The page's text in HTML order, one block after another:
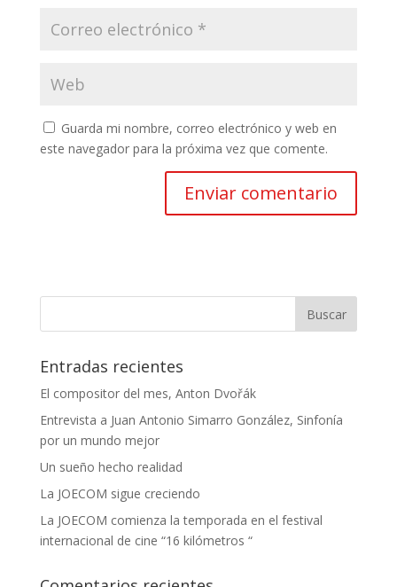
Guarda mi nombre, correo electrónico y web en
este navegador para la próxima vez que comente.
Entradas recientes
El compositor del mes, Anton Dvořák
Entrevista a Juan Antonio Simarro González, Sinfonía
por un mundo mejor
Un sueño hecho realidad
La JOECOM sigue creciendo
La JOECOM comienza la temporada en el festival
internacional de cine “16 kilómetros “